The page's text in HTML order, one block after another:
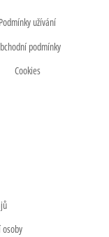
Podmínky užívání
podmínky
Cookies